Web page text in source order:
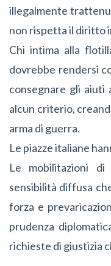
illegalmente
non rispetta il diritto
Chi intima alla
dovrebbe rendersi
consegnare gli aiuti
alcun criterio,
arma di guerra.
Le piazze italiane
Le mobilitazioni
sensibilità diffusa
forza e
prudenza
richieste di giustizia